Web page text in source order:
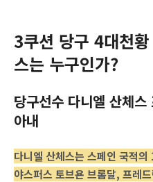
3쿠션 당구 4대천
스는 누구인가?
당구선수 다니엘 산체
아내
다니엘 산체스는 스페인 국적
야스퍼스 토브욘 브롬달, 프레